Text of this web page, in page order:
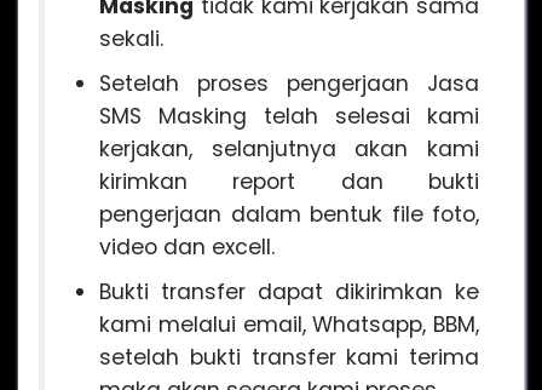
Masking tidak kami kerjakan sama
sekali.
Setelah proses pengerjaan Jasa
SMS Masking telah selesai kami
kerjakan, selanjutnya akan kami
kirimkan report dan bukti
pengerjaan dalam bentuk file foto,
video dan excell.
Bukti transfer dapat dikirimkan ke
kami melalui email, Whatsapp, BBM,
setelah bukti transfer kami terima